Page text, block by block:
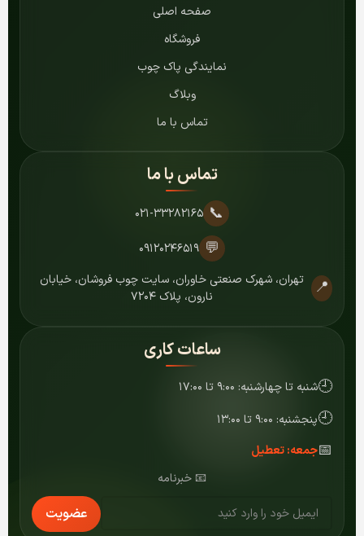
صفحه اصلی
فروشگاه
نمایندگی پاک چوب
وبلاگ
تماس با ما
تماس با ما
📞 ۰۲۱-۳۳۲۸۲۱۶۵
💬 ۰۹۱۲۰۲۴۶۵۱۹
📍
تهران، شهرک صنعتی خاوران، سایت چوب فروشان، خیابان
نارون، پلاک ۷۲۰۴
ساعات کاری
🕘شنبه تا چهارشنبه: ۹:۰۰ تا ۱۷:۰۰
🕘پنجشنبه: ۹:۰۰ تا ۱۳:۰۰
📅جمعه: تعطیل
📧 خبرنامه
عضویت